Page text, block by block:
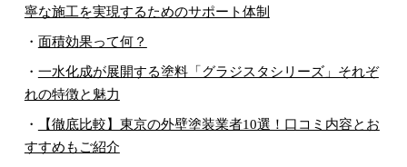
寧な施工を実現するためのサポート体制
・ 面積効果って何？
・ 一水化成が展開する塗料「グラジスタシリーズ」それぞ
れの特徴と魅力
・
【徹底比較】東京の外壁塗装業者10選！口コミ内容とお
すすめもご紹介